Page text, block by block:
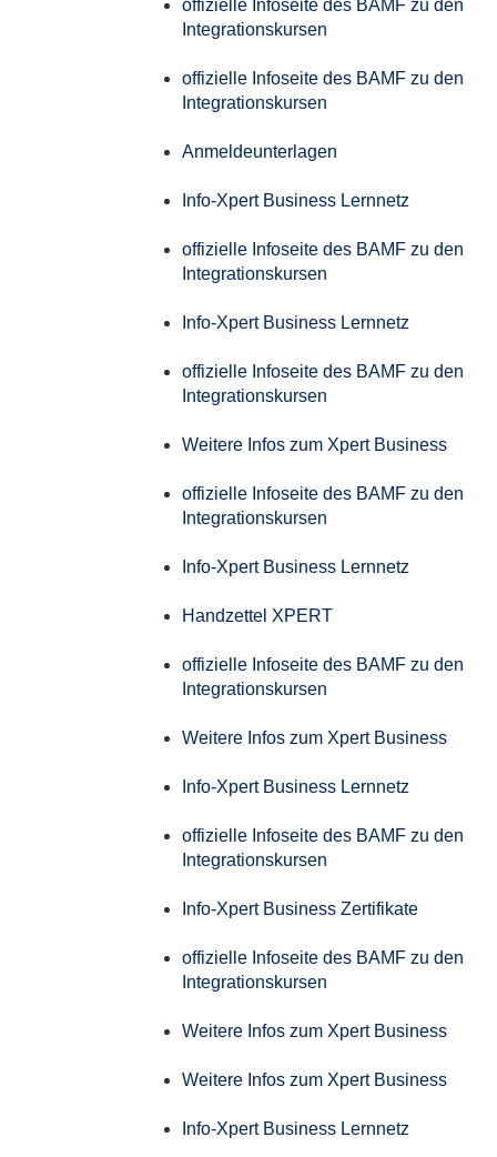
offizielle Infoseite des BAMF zu den
Integrationskursen
offizielle Infoseite des BAMF zu den
Integrationskursen
Anmeldeunterlagen
Info-Xpert Business Lernnetz
offizielle Infoseite des BAMF zu den
Integrationskursen
Info-Xpert Business Lernnetz
offizielle Infoseite des BAMF zu den
Integrationskursen
Weitere Infos zum Xpert Business
offizielle Infoseite des BAMF zu den
Integrationskursen
Info-Xpert Business Lernnetz
Handzettel XPERT
offizielle Infoseite des BAMF zu den
Integrationskursen
Weitere Infos zum Xpert Business
Info-Xpert Business Lernnetz
offizielle Infoseite des BAMF zu den
Integrationskursen
Info-Xpert Business Zertifikate
offizielle Infoseite des BAMF zu den
Integrationskursen
Weitere Infos zum Xpert Business
Weitere Infos zum Xpert Business
Info-Xpert Business Lernnetz